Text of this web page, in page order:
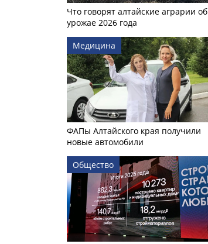
Что говорят алтайские аграрии об
урожае 2026 года
Медицина
ФАПы Алтайского края получили
новые автомобили
Общество